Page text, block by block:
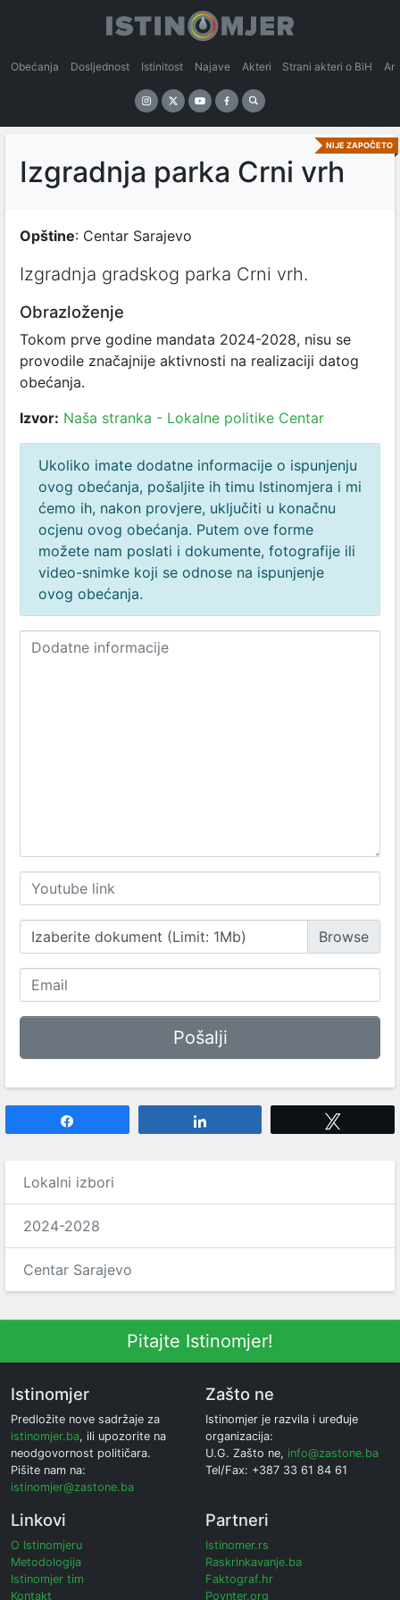
Obećanja Dosljednost Istinitost Najave Akteri Strani akteri o BiH
NIJE ZAPOČETO
Izgradnja parka Crni vrh
Opštine: Centar Sarajevo
Izgradnja gradskog parka Crni vrh.
Obrazloženje
Tokom prve godine mandata 2024-2028, nisu se
provodile značajnije aktivnosti na realizaciji datog
obećanja.
Izvor: Naša stranka - Lokalne politike Centar
Ukoliko imate dodatne informacije o ispunjenju
ovog obećanja, pošaljite ih timu Istinomjera i mi
ćemo ih, nakon provjere, uključiti u konačnu
ocjenu ovog obećanja. Putem ove forme
možete nam poslati i dokumente, fotografije ili
video-snimke koji se odnose na ispunjenje
ovog obećanja.
Izaberite dokument (Limit: 1Mb)
Lokalni izbori
2024-2028
Centar Sarajevo
Pitajte Istinomjer!
Istinomjer
Predložite nove sadržaje za
istinomjer.ba, ili upozorite na
neodgovornost političara.
Pišite nam na:
istinomjer@zastone.ba
Zašto ne
Istinomjer je razvila i uređuje
organizacija:
U.G. Zašto ne, info@zastone.ba
Tel/Fax: +387 33 61 84 61
Linkovi
O Istinomjeru
Metodologija
Istinomjer tim
Kontakt
Partneri
Istinomer.rs
Raskrinkavanje.ba
Faktograf.hr
Poynter.org